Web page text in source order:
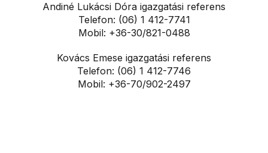
Andiné Lukácsi Dóra igazgatási referens
Telefon: (06) 1 412-7741
Mobil: +36-30/821-0488
Kovács Emese igazgatási referens
Telefon: (06) 1 412-7746
Mobil: +36-70/902-2497